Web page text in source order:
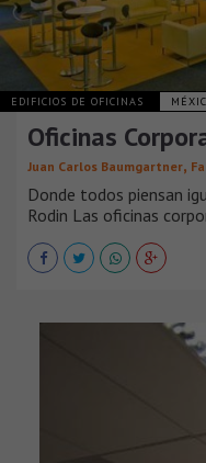
EDIFICIOS DE OFICINAS
Oficinas
Juan Carlos Baumgartner,
Donde todos piensan
Rodin Las oficinas